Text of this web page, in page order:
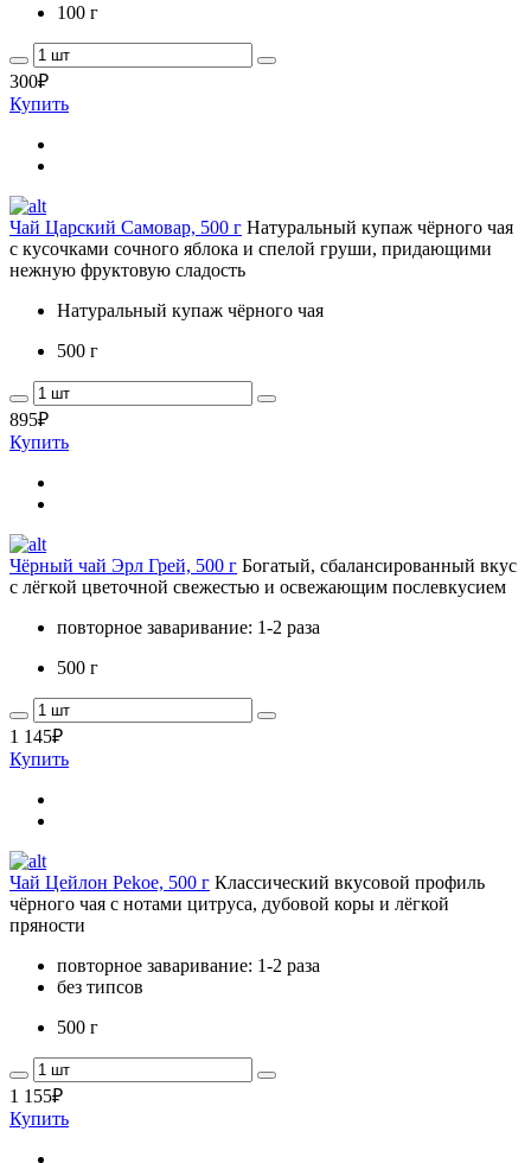
100 г
300₽
Купить
Чай Царский Самовар, 500 г Натуральный купаж чёрного чая
с кусочками сочного яблока и спелой груши, придающими
нежную фруктовую сладость
Натуральный купаж чёрного чая
500 г
895₽
Купить
Чёрный чай Эрл Грей, 500 г Богатый, сбалансированный вкус
с лёгкой цветочной свежестью и освежающим послевкусием
повторное заваривание: 1-2 раза
500 г
1 145₽
Купить
Чай Цейлон Pekoe, 500 г Классический вкусовой профиль
чёрного чая с нотами цитруса, дубовой коры и лёгкой
пряности
повторное заваривание: 1-2 раза
без типсов
500 г
1 155₽
Купить